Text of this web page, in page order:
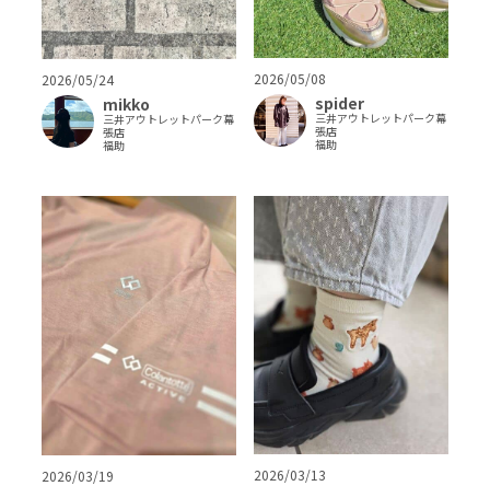
2026/05/24
mikko
三井アウトレットパーク幕
張店
福助
2026/05/08
spider
三井アウトレットパーク幕
張店
福助
2026/03/19 2026/03/13